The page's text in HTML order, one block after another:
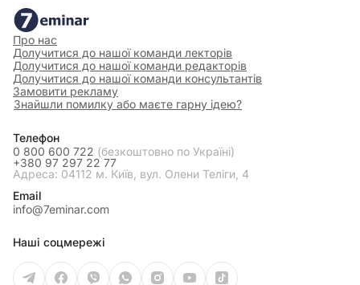
Про нас
Долучитися до нашої команди лекторів
Долучитися до нашої команди редакторів
Долучитися до нашої команди консультантів
Замовити рекламу
Знайшли помилку або маєте гарну ідею?
Телефон
0 800 600 722 (безкоштовно по Україні)
+380 97 297 22 77
Адреса: 04112 м. Київ, вул. Олени Теліги, 4
Email
info@7eminar.com
Наші соцмережі